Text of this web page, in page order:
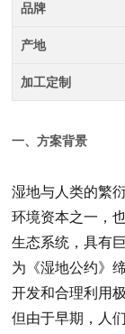
品牌
产地
加工定制
一、方案背景
湿地与人类的繁
环境资本之一，
生态系统，具有
为《湿地公约》
开发和合理利用
但由于早期，人